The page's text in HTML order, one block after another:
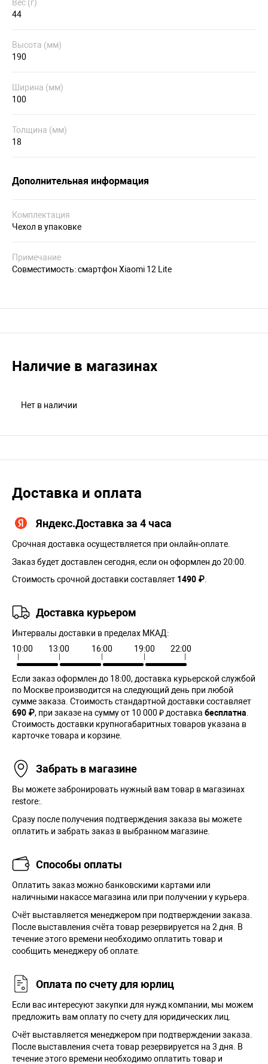
Вес (г)
44
Высота (мм)
190
Ширина (мм)
100
Толщина (мм)
18
Дополнительная информация
Комплектация
Чехол в упаковке
Примечание
Совместимость: смартфон Xiaomi 12 Lite
Наличие в магазинах
Нет в наличии
Доставка и оплата
Яндекс.Доставка за 4 часа
Срочная доставка осуществляется при онлайн-оплате.
Заказ будет доставлен сегодня, если он оформлен до 20:00.
Стоимость срочной доставки составляет 1490 ₽
Доставка курьером
Интервалы доставки в пределах МКАД:
10:00
13:00 16:00 19:00 22:00
Если заказ оформлен до 18:00, доставка курьерской службой
по Москве производится на следующий день при любой
сумме заказа. Cтоимость стандартной доставки составляет
690 ₽, при заказе на сумму от 10 000 ₽ доставка бесплатна
Стоимость доставки крупногабаритных товаров указана в
карточке товара и корзине.
Забрать в магазине
Вы можете забронировать нужный вам товар в магазинах
restore:.
Сразу после получения подтверждения заказа вы можете
оплатить и забрать заказ в выбранном магазине.
Способы оплаты
Оплатить заказ можно банковскими картами или
наличными накассе магазина или при получении у курьера.
Cчёт выставляется менеджером при подтверждении заказа.
После выставления счёта товар резервируется на 2 дня. В
течение этого времени необходимо оплатить товар и
сообщить менеджеру об оплате.
Оплата по счету для юрлиц
Если вас интересуют закупки для нужд компании, мы можем
предложить вам оплату по счету для юридических лиц.
Счёт выставляется менеджером при подтверждении заказа.
После выставления счета товар резервируется на 3 дня. В
течение этого времени необходимо оплатить товар и